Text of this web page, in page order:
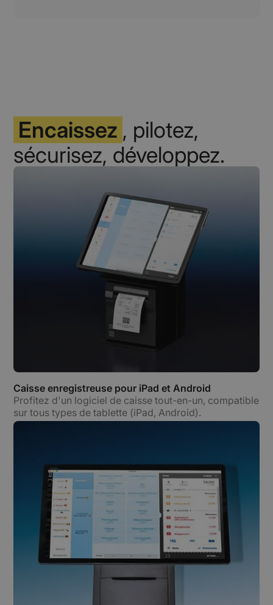
Encaissez , pilotez,
sécurisez, développez.
Caisse enregistreuse pour iPad et Android
Profitez d'un logiciel de caisse tout-en-un, compatible
sur tous types de tablette (iPad, Android).